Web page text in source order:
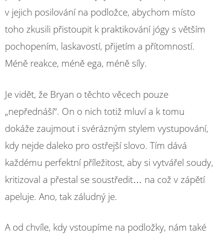
v jejich posilování na podložce, abychom místo
toho zkusili přistoupit k praktikování jógy s větším
pochopením, laskavostí, přijetím a přítomností.
Méně reakce, méně ega, méně síly.
Je vidět, že Bryan o těchto věcech pouze
„nepřednáší“. On o nich totiž mluví a k tomu
dokáže zaujmout i svérázným stylem vystupování,
kdy nejde daleko pro ostřejší slovo. Tím dává
každému perfektní příležitost, aby si vytvářel soudy,
kritizoval a přestal se soustředit… na což v zápětí
apeluje. Ano, tak záludný je.
A od chvíle, kdy vstoupíme na podložky, nám také